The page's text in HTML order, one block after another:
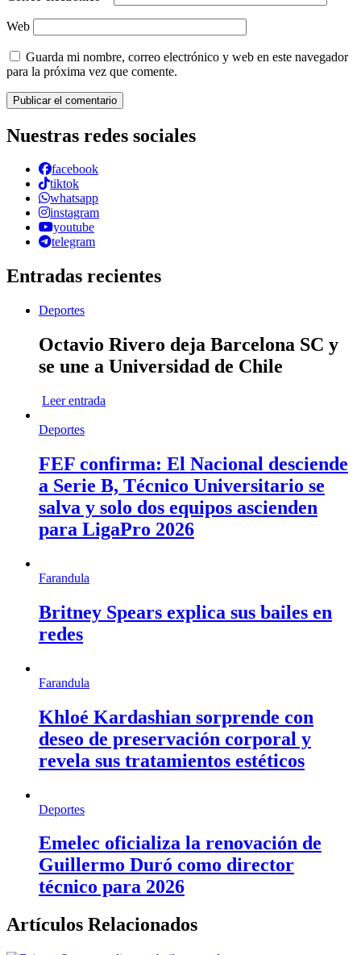
Web
Guarda mi nombre, correo electrónico y web en este navegador
para la próxima vez que comente.
Nuestras redes sociales
facebook
tiktok
whatsapp
instagram
youtube
telegram
Entradas recientes
Deportes
Octavio Rivero deja Barcelona SC y
se une a Universidad de Chile
Leer entrada
Deportes
FEF confirma: El Nacional desciende
a Serie B, Técnico Universitario se
salva y solo dos equipos ascienden
para LigaPro 2026
Farandula
Britney Spears explica sus bailes en
redes
Farandula
Khloé Kardashian sorprende con
deseo de preservación corporal y
revela sus tratamientos estéticos
Deportes
Emelec oficializa la renovación de
Guillermo Duró como director
técnico para 2026
Artículos Relacionados